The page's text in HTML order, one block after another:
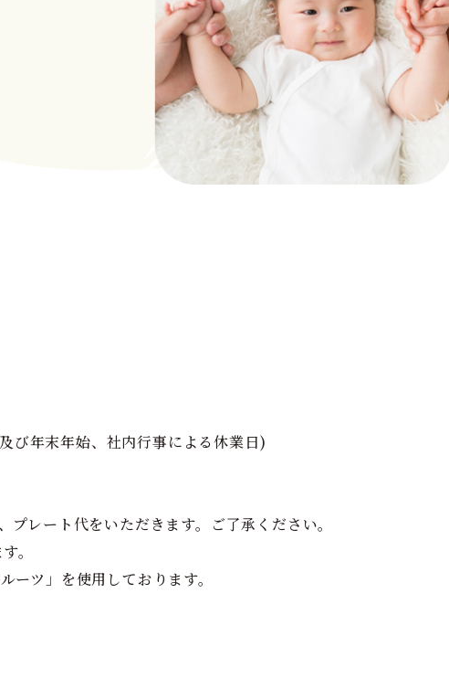
び年末年始、社内行事による休業日)
レート代をいただきます。ご了承ください。
。
ツ」を使用しております。